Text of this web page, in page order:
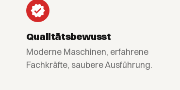
Qualitätsbewusst
Moderne Maschinen, erfahrene
Fachkräfte, saubere Ausführung.